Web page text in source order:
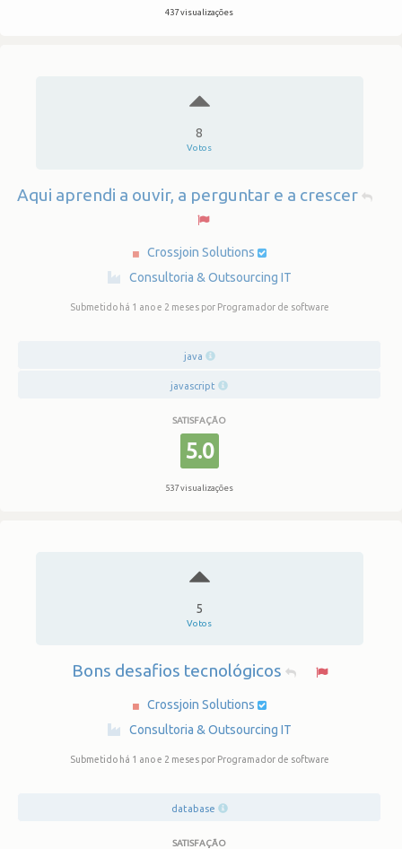
437 visualizações
8
Votos
Aqui aprendi a ouvir, a perguntar e a crescer
Crossjoin Solutions
·
Consultoria & Outsourcing IT
Submetido há 1 ano e 2 meses por Programador de software
java
javascript
SATISFAÇÃO
5.0
537 visualizações
5
Votos
Bons desafios tecnológicos
Crossjoin Solutions
·
Consultoria & Outsourcing IT
Submetido há 1 ano e 2 meses por Programador de software
database
SATISFAÇÃO